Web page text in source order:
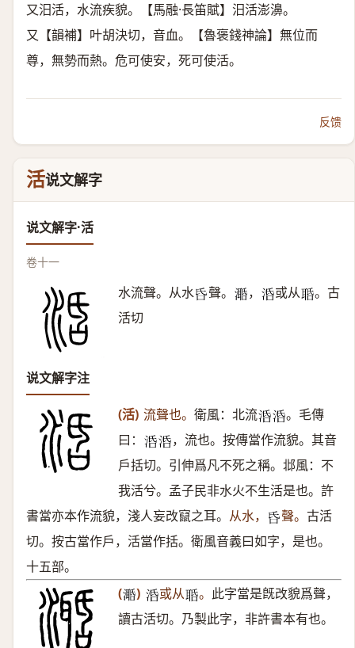
又汨活，水流疾貌。【馬融·長笛賦】汨活澎濞。
又【韻補】叶胡決切，音血。【魯褒錢神論】無位而
尊，無勢而熱。危可使安，死可使活。
反馈
活说文解字
说文解字·活
卷十一
水流聲。从水𠯑 聲。 𣿛 ， 𣴠 或从𦕾 。古
活切
说文解字注
(活) 流聲也。 衛風：北流𣴠 𣴠 。毛傳
曰： 𣴠 𣴠 ，流也。按傳當作流貌。其音
戶括切。引伸爲凡不死之稱。邶風：不
我活兮。孟子民非水火不生活是也。許
書當亦本作流貌，淺人妄改竄之耳。 从水， 𠯑 聲。 古活
切。按古當作戶，活當作括。衛風音義曰如字，是也。
十五部。
(𣿛 ) 𣴠 或从𦕾 。 此字當是旣改貌爲聲，
讀古活切。乃製此字，非許書本有也。